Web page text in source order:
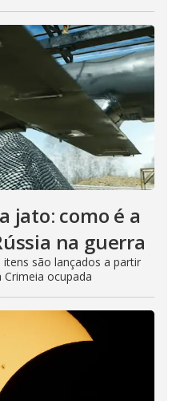
jato: como é a
na guerra
são lançados a partir
ocupada